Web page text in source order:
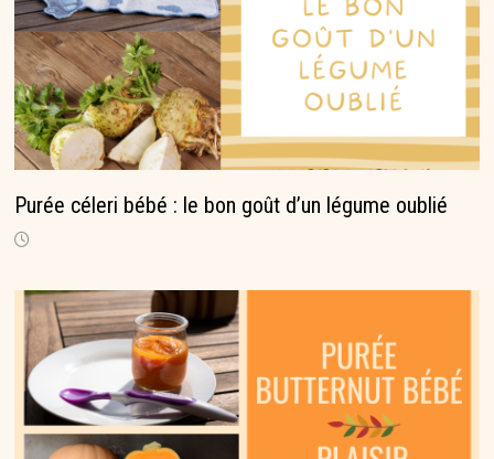
Purée céleri bébé : le bon goût d’un légume oublié